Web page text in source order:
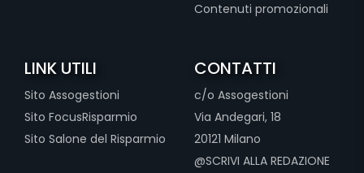
Contenuti promozionali
LINK UTILI
Sito Assogestioni
Sito FocusRisparmio
Sito Salone del Risparmio
CONTATTI
c/o Assogestioni
Via Andegari, 18
20121 Milano
@SCRIVI ALLA REDAZIONE